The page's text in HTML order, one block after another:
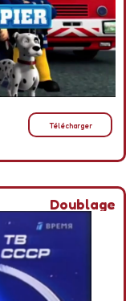
Télécharger
Doublage